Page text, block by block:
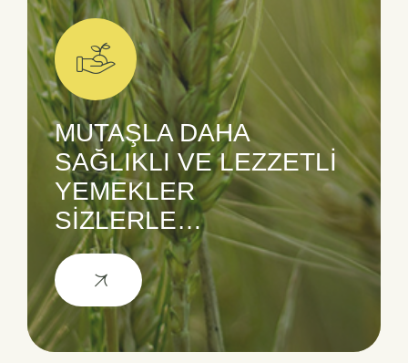
MUTAŞLA DAHA
SAĞLIKLI VE LEZZETLİ
YEMEKLER
SİZLERLE…